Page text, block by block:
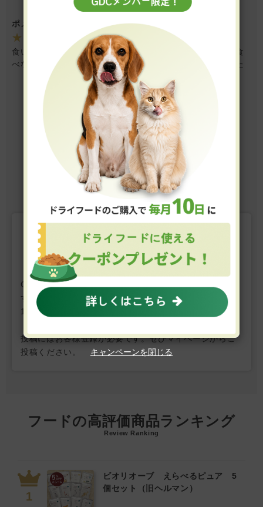
状になりません。本当に成分も同じなのかと疑うレベルで
す。量ももの凄い事になってしまいますし、味も落ちたのか
食べなくなり困ってます。9月末のロットはまだ試せていませ
んが今後美味しい香りのする商品に戻れば良いなと思いま
す。
ポメラニアン ♀ 14才1カ月
★★★★★ ぽめみち様 （2024/10/25）
食いしん坊で何でも食べていた子が腎臓病の療法食を全く食
べなくなってしまい、行き着いたのがこのご飯です！念のた
めお試しサイズをこちらと別のサイトの合計7袋試してみても
食べ続けてくれたので大きいサイズを購入しました。
レビューをもっと見る
19-24 / 全83件
2 3 4 5 6
レビューを書く
GREEN DOG & CATではお客様の声を募集しておりま
す。
1件の投稿につき、
GDCポイントを10ポイントプレゼン
投稿にはお客様登録が必要です。ぜひマイページからご
投稿ください。
フードの高評価商品ランキング
Review Ranking
ビオリオーブ えらべるピュア 5
個セット（旧ヘルマン）
キャンペーンを閉じる